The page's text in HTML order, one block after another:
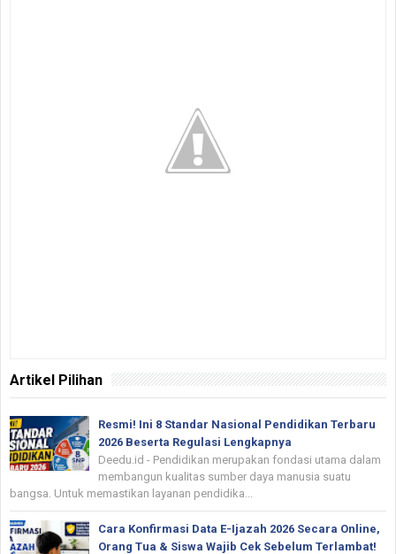
Artikel Pilihan
Resmi! Ini 8 Standar Nasional Pendidikan Terbaru
2026 Beserta Regulasi Lengkapnya
Deedu.id - Pendidikan merupakan fondasi utama dalam
membangun kualitas sumber daya manusia suatu
bangsa. Untuk memastikan layanan pendidika...
Cara Konfirmasi Data E-Ijazah 2026 Secara Online,
Orang Tua & Siswa Wajib Cek Sebelum Terlambat!